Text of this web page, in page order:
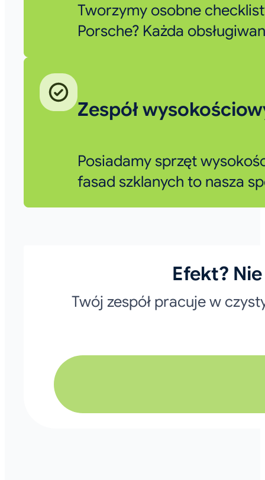
Tworzymy osobne
Porsche? Każda
Zespół
Posiadamy sprzęt
fasad szklanych to nasza
Efekt?
Twój zespół pracuje w